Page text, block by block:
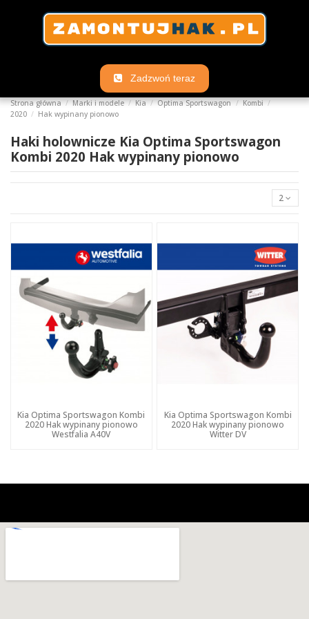
Zadzwoń teraz
Strona główna Marki i modele Kia Optima Sportswagon
Kombi
2020
Hak wypinany pionowo
Haki holownicze Kia Optima Sportswagon
Kombi 2020 Hak wypinany pionowo
2
Kia Optima Sportswagon Kombi
2020 Hak wypinany pionowo
Westfalia A40V
Kia Optima Sportswagon Kombi
2020 Hak wypinany pionowo
Witter DV